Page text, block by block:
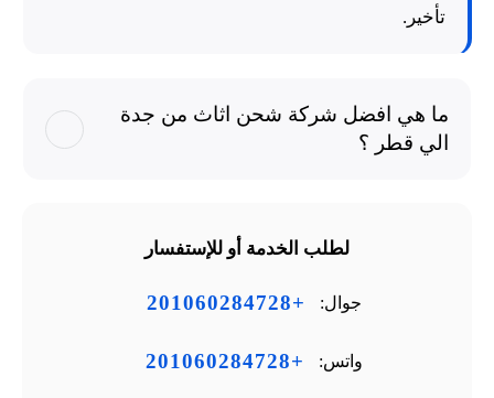
تأخير.
ما هي افضل شركة شحن اثاث من جدة
الي قطر ؟
لطلب الخدمة أو للإستفسار
جوال: +201060284728
واتس: +201060284728